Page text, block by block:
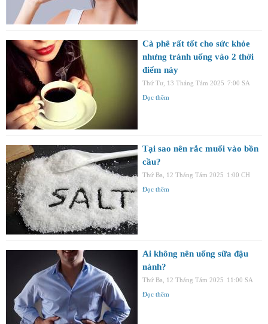
Cà phê rất tốt cho sức khỏe
nhưng tránh uống vào 2 thời
điểm này
Thứ Tư, 13 Tháng Tám 2025 7:00 SA
Đọc thêm
Tại sao nên rắc muối vào bồn
cầu?
Thứ Ba, 12 Tháng Tám 2025 1:00 CH
Đọc thêm
Ai không nên uống sữa đậu
nành?
Thứ Ba, 12 Tháng Tám 2025 11:00 SA
Đọc thêm